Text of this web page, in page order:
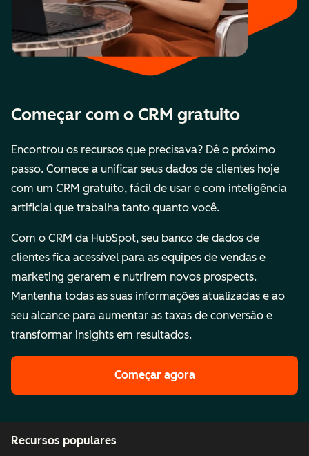
Começar com o CRM gratuito
Encontrou os recursos que precisava? Dê o próximo
passo. Comece a unificar seus dados de clientes hoje
com um CRM gratuito, fácil de usar e com inteligência
artificial que trabalha tanto quanto você.
Com o CRM da HubSpot, seu banco de dados de
clientes fica acessível para as equipes de vendas e
marketing gerarem e nutrirem novos prospects.
Mantenha todas as suas informações atualizadas e ao
seu alcance para aumentar as taxas de conversão e
transformar insights em resultados.
Começar agora
Recursos populares